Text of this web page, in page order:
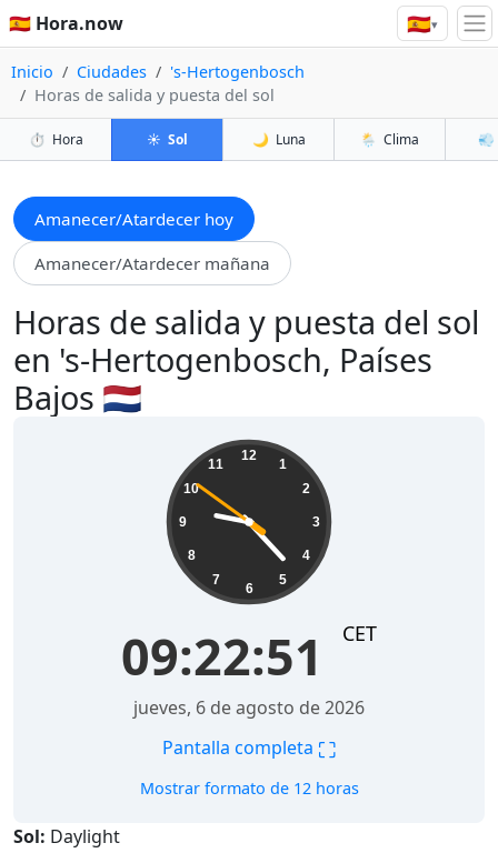
🇪🇸 Hora.now 🇪🇸▾
Inicio Ciudades
's-Hertogenbosch
Horas de salida y puesta del sol
⏱️ Hora ☀️ Sol 🌙 Luna 🌦️ Clima 💨
Amanecer/Atardecer hoy
Amanecer/Atardecer mañana
Horas de salida y puesta del sol
en 's-Hertogenbosch, Países
Bajos 🇳🇱
12
1
2
3
4
5
6
7
8
9
10
11
09:22:53 CET
jueves, 6 de agosto de 2026
Pantalla completa ⛶
Mostrar formato de 12 horas
Sol: Daylight